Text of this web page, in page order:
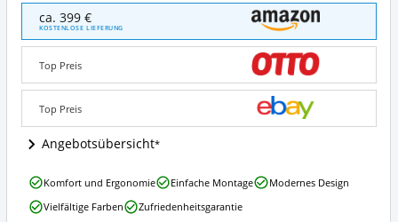
MartHome
Schaukelstuhl
Wohnzimmer
Relaxsessel
Angebote:
Wo
dieser
Schaukelstuhl
erhältlich?
ca. 399 €
KOSTENLOSE LIEFERUNG
Top Preis
Top Preis
Angebotsübersicht
MartHome
Schaukelstuhl
Wohnzimmer
Komfort und Ergonomie Einfache Montage
Modernes Design
Vielfältige Farben
Zufriedenheitsgarantie